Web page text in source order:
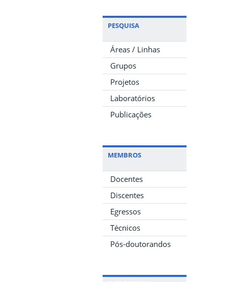
PESQUISA
Áreas / Linhas
Grupos
Projetos
Laboratórios
Publicações
MEMBROS
Docentes
Discentes
Egressos
Técnicos
Pós-doutorandos